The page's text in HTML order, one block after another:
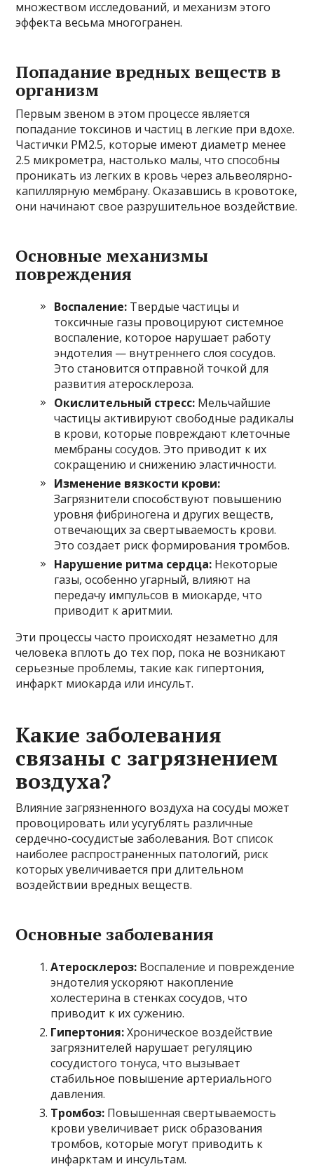
множеством исследований, и механизм этого
эффекта весьма многогранен.
Попадание вредных веществ в
организм
Первым звеном в этом процессе является
попадание токсинов и частиц в легкие при вдохе.
Частички PM2.5, которые имеют диаметр менее
2.5 микрометра, настолько малы, что способны
проникать из легких в кровь через альвеолярно-
капиллярную мембрану. Оказавшись в кровотоке,
они начинают свое разрушительное воздействие.
Основные механизмы
повреждения
Воспаление: Твердые частицы и
токсичные газы провоцируют системное
воспаление, которое нарушает работу
эндотелия — внутреннего слоя сосудов.
Это становится отправной точкой для
развития атеросклероза.
Окислительный стресс: Мельчайшие
частицы активируют свободные радикалы
в крови, которые повреждают клеточные
мембраны сосудов. Это приводит к их
сокращению и снижению эластичности.
Изменение вязкости крови:
Загрязнители способствуют повышению
уровня фибриногена и других веществ,
отвечающих за свертываемость крови.
Это создает риск формирования тромбов.
Нарушение ритма сердца: Некоторые
газы, особенно угарный, влияют на
передачу импульсов в миокарде, что
приводит к аритмии.
Эти процессы часто происходят незаметно для
человека вплоть до тех пор, пока не возникают
серьезные проблемы, такие как гипертония,
инфаркт миокарда или инсульт.
Какие заболевания
связаны с загрязнением
воздуха?
Влияние загрязненного воздуха на сосуды может
провоцировать или усугублять различные
сердечно-сосудистые заболевания. Вот список
наиболее распространенных патологий, риск
которых увеличивается при длительном
воздействии вредных веществ.
Основные заболевания
Атеросклероз: Воспаление и повреждение
эндотелия ускоряют накопление
холестерина в стенках сосудов, что
приводит к их сужению.
Гипертония:Хроническое воздействие
загрязнителей нарушает регуляцию
сосудистого тонуса, что вызывает
стабильное повышение артериального
давления.
Тромбоз: Повышенная свертываемость
крови увеличивает риск образования
тромбов, которые могут приводить к
инфарктам и инсультам.